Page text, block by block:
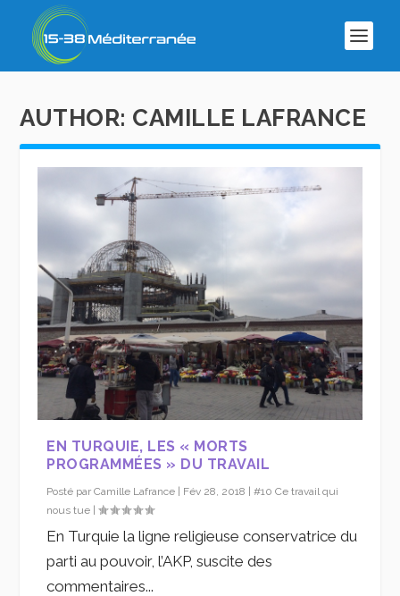
AUTHOR: CAMILLE LAFRANCE
EN TURQUIE, LES « MORTS
PROGRAMMÉES » DU TRAVAIL
Posté parCamille Lafrance | Fév 28, 2018 |#10 Ce travail qui
nous tue |
En Turquie la ligne religieuse conservatrice du
parti au pouvoir, l’AKP, suscite des
commentaires...